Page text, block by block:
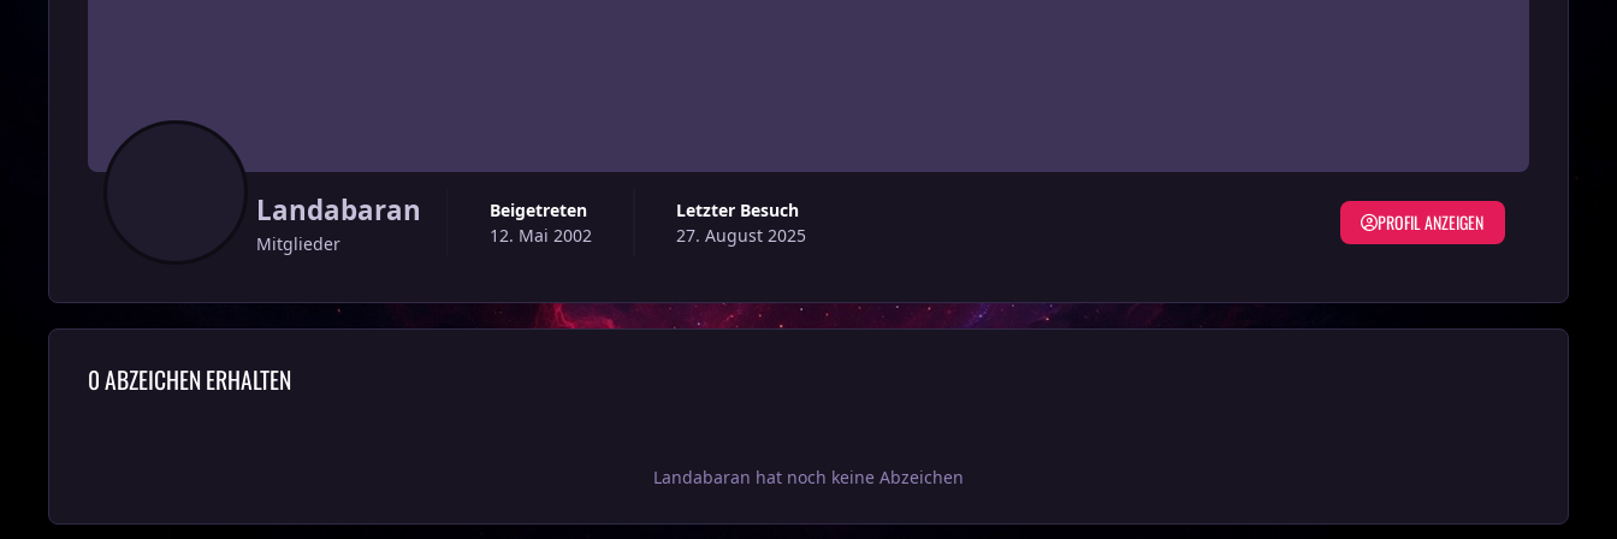
Landabaran
Mitglieder
Beigetreten
12. Mai 2002
Letzter Besuch
27. August 2025
PROFIL ANZEIGEN
0 ABZEICHEN ERHALTEN
Landabaran hat noch keine Abzeichen